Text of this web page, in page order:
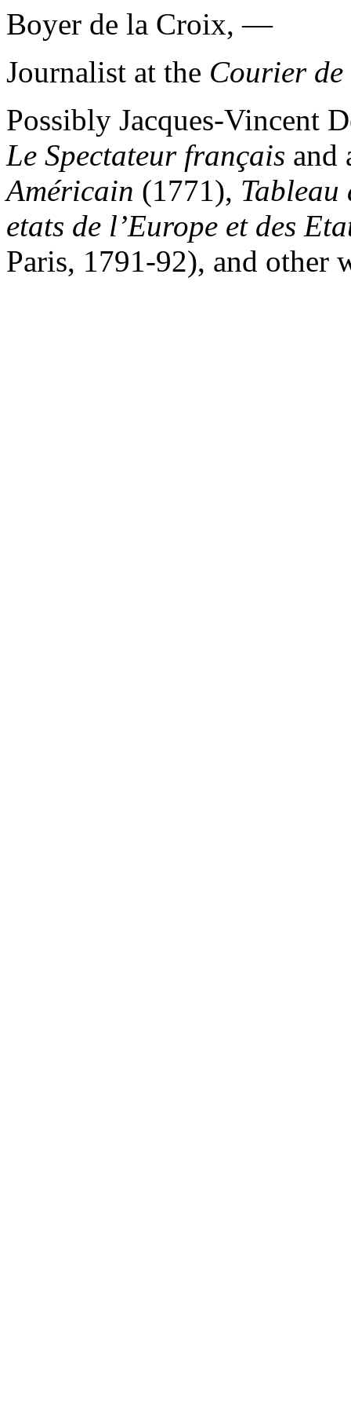
Boyer de la Croix, —
Journalist at the Courier de
Possibly Jacques-Vincent
Le Spectateur français and
Américain (1771),
etats de l’Europe et des
Paris, 1791-92), and other